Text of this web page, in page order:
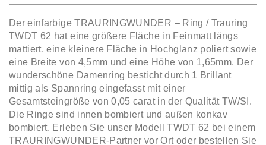
Der einfarbige TRAURINGWUNDER – Ring / Trauring
TWDT 62 hat eine größere Fläche in Feinmatt längs
mattiert, eine kleinere Fläche in Hochglanz poliert sowie
eine Breite von 4,5mm und eine Höhe von 1,65mm. Der
wunderschöne Damenring besticht durch 1 Brillant
mittig als Spannring eingefasst mit einer
Gesamtsteingröße von 0,05 carat in der Qualität TW/SI.
Die Ringe sind innen bombiert und außen konkav
bombiert. Erleben Sie unser Modell TWDT 62 bei einem
TRAURINGWUNDER-Partner vor Ort oder bestellen Sie